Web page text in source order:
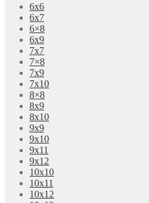
6х6
6х7
6×8
6х9
7х7
7×8
7х9
7х10
8×8
8х9
8х10
9х9
9х10
9х11
9х12
10х10
10х11
10х12